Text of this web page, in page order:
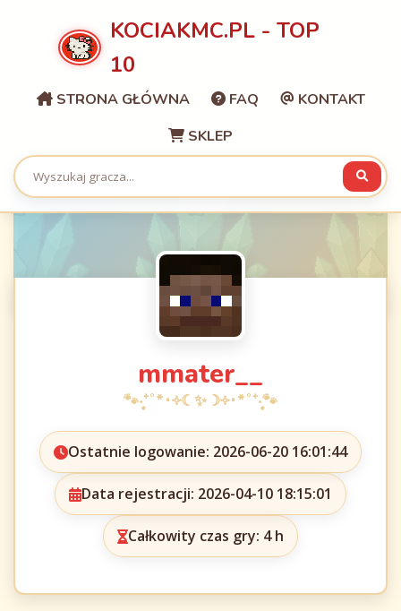
KOCIAKMC.PL - TOP
10
STRONA GŁÓWNA FAQ
KONTAKT
SKLEP
mmater__
Ostatnie logowanie: 2026-06-20 16:01:44
Data rejestracji: 2026-04-10 18:15:01
Całkowity czas gry: 4 h